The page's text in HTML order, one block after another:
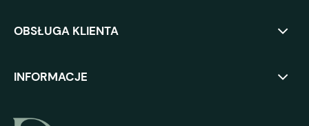
OBSŁUGA KLIENTA
INFORMACJE